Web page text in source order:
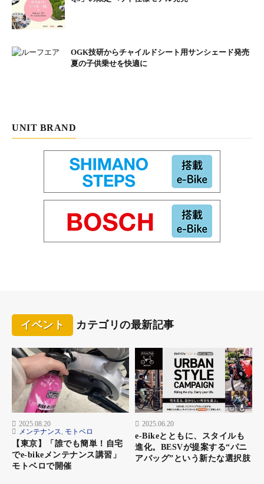
OGK技研からチャイルドシート用サンシェード発売
夏の子供乗せを快適に
UNIT BRAND
イベント カテゴリの最新記事
2025.08.20
メンテナンス, モトベロ
【東京】「誰でも簡単！自宅
でe-bikeメンテナンス講習」
モトベロで開催
2025.06.20
e-Bikeとともに、スタイルも
進化。BESVが提案する“パニ
アバッグ”という新たな選択肢